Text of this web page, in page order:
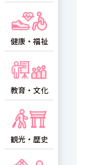
健康・福祉
教育・文化
観光・歴史